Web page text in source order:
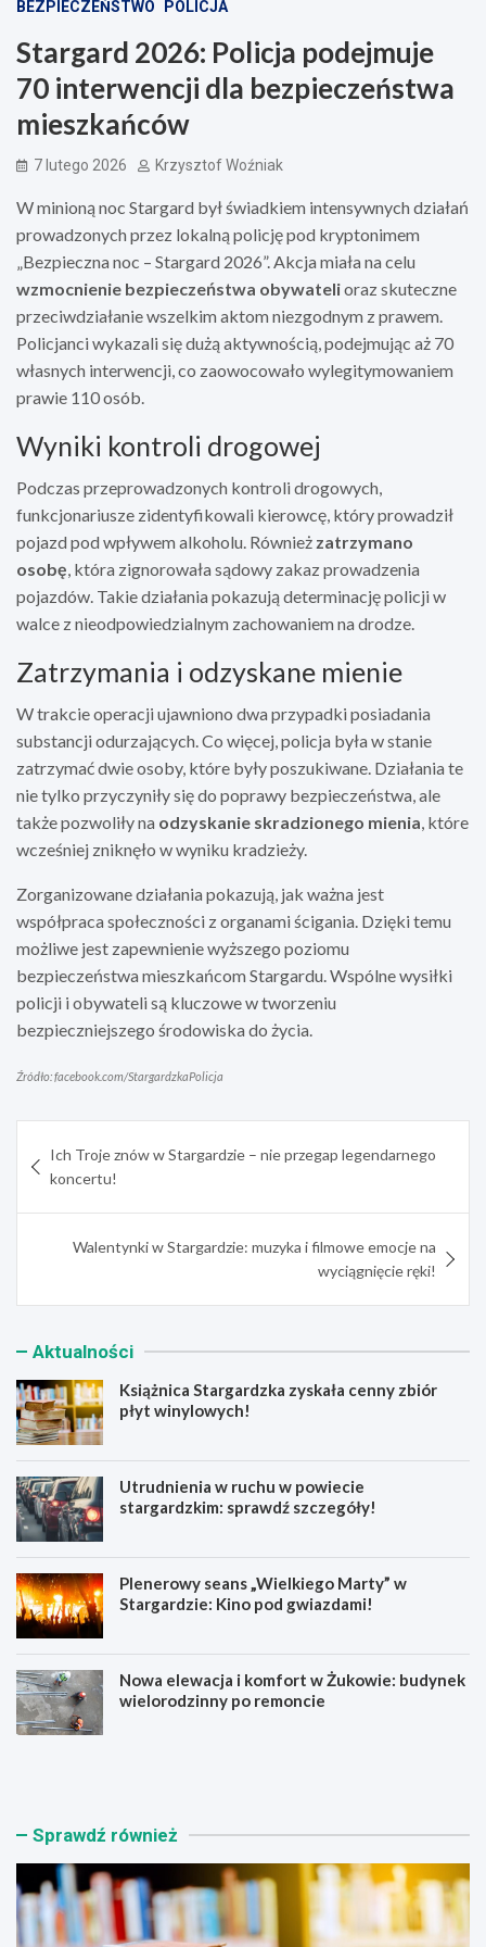
BEZPIECZEŃSTWO POLICJA
Stargard 2026: Policja podejmuje
70 interwencji dla bezpieczeństwa
mieszkańców
7 lutego 2026 Krzysztof Woźniak
W minioną noc Stargard był świadkiem intensywnych działań
prowadzonych przez lokalną policję pod kryptonimem
„Bezpieczna noc – Stargard 2026”. Akcja miała na celu
wzmocnienie bezpieczeństwa obywatelioraz skuteczne
przeciwdziałanie wszelkim aktom niezgodnym z prawem.
Policjanci wykazali się dużą aktywnością, podejmując aż 70
własnych interwencji, co zaowocowało wylegitymowaniem
prawie 110 osób.
Wyniki kontroli drogowej
Podczas przeprowadzonych kontroli drogowych,
funkcjonariusze zidentyfikowali kierowcę, który prowadził
pojazd pod wpływem alkoholu. Również zatrzymano
osobę , która zignorowała sądowy zakaz prowadzenia
pojazdów. Takie działania pokazują determinację policji w
walce z nieodpowiedzialnym zachowaniem na drodze.
Zatrzymania i odzyskane mienie
W trakcie operacji ujawniono dwa przypadki posiadania
substancji odurzających. Co więcej, policja była w stanie
zatrzymać dwie osoby, które były poszukiwane. Działania te
nie tylko przyczyniły się do poprawy bezpieczeństwa, ale
także pozwoliły na odzyskanie skradzionego mienia , które
wcześniej zniknęło w wyniku kradzieży.
Zorganizowane działania pokazują, jak ważna jest
współpraca społeczności z organami ścigania. Dzięki temu
możliwe jest zapewnienie wyższego poziomu
bezpieczeństwa mieszkańcom Stargardu. Wspólne wysiłki
policji i obywateli są kluczowe w tworzeniu
bezpieczniejszego środowiska do życia.
Źródło: facebook.com/StargardzkaPolicja
wpisu
Ich Troje znów w Stargardzie – nie przegap legendarnego
koncertu!
Walentynki w Stargardzie: muzyka i filmowe emocje na
wyciągnięcie ręki!
Aktualności
Książnica Stargardzka zyskała cenny zbiór
płyt winylowych!
Utrudnienia w ruchu w powiecie
stargardzkim: sprawdź szczegóły!
Plenerowy seans „Wielkiego Marty” w
Stargardzie: Kino pod gwiazdami!
Nowa elewacja i komfort w Żukowie: budynek
wielorodzinny po remoncie
K
n
a
S
t
U
n
n
i
a
Sprawdź również